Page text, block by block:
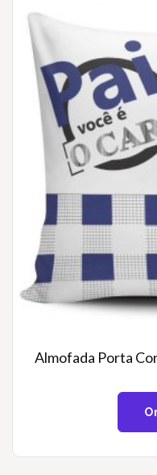
Almofada Porta